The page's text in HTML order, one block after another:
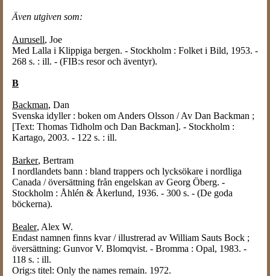
Även utgiven som:
Aurusell, Joe
Med Lalla i Klippiga bergen. - Stockholm : Folket i Bild, 1953. -
268 s. : ill. - (FIB:s resor och äventyr).
B
Backman, Dan
Svenska idyller : boken om Anders Olsson / Av Dan Backman ;
[Text: Thomas Tidholm och Dan Backman]. - Stockholm :
Kartago, 2003. - 122 s. : ill.
Barker, Bertram
I nordlandets bann : bland trappers och lycksökare i nordliga
Canada / översättning från engelskan av Georg Öberg. -
Stockholm : Åhlén & Åkerlund, 1936. - 300 s. - (De goda
böckerna).
Bealer, Alex W.
Endast namnen finns kvar / illustrerad av William Sauts Bock ;
översättning: Gunvor V. Blomqvist. - Bromma : Opal, 1983. -
118 s. : ill.
Orig:s titel: Only the names remain. 1972.